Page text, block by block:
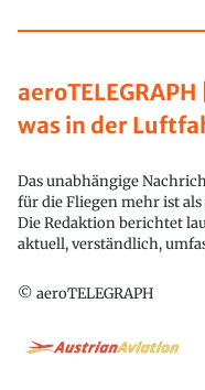
was in der
Das unabhängige
für die Fliegen mehr ist
Die Redaktion berichtet
aktuell, verständlich,
© aeroTELEGRAPH